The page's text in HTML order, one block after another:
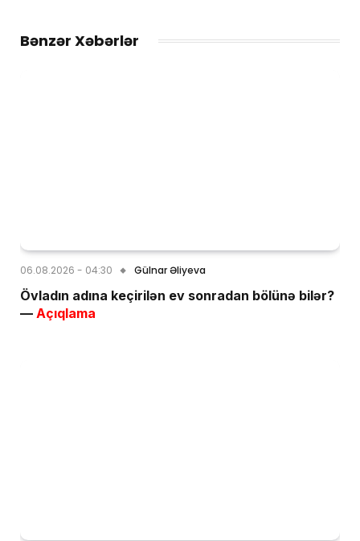
Bənzər Xəbərlər
06.08.2026 - 04:30 Gülnar Əliyeva
Övladın adına keçirilən ev sonradan bölünə bilər?
— Açıqlama